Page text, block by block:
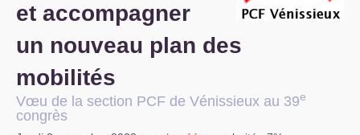
et accompagner
un nouveau plan des
mobilités
Vœu de la section PCF de Vénissieux au 39e
congrès